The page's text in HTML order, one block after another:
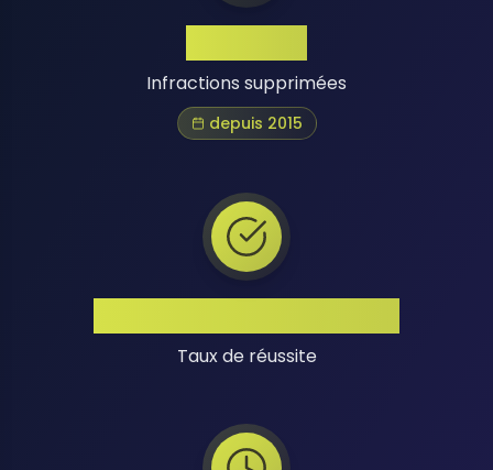
Infractions supprimées
depuis 2015
Taux de réussite